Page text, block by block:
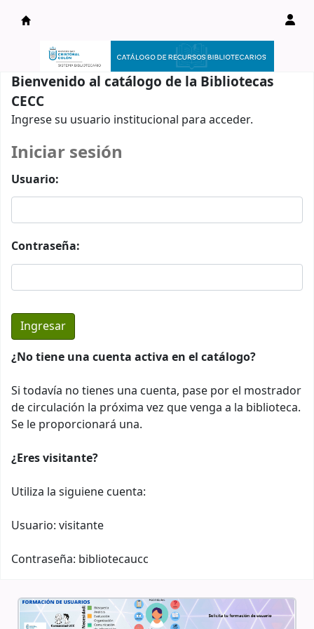
Catálogo en línea
Bienvenido al catálogo de la Bibliotecas
CECC
Ingrese su usuario institucional para acceder.
Iniciar sesión
Usuario:
Contraseña:
¿No tiene una cuenta activa en el catálogo?
Si todavía no tienes una cuenta, pase por el mostrador
de circulación la próxima vez que venga a la biblioteca.
Se le proporcionará una.
¿Eres visitante?
Utiliza la siguiene cuenta:
Usuario: visitante
Contraseña: bibliotecaucc